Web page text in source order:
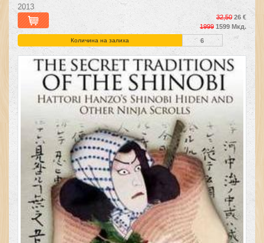
2013
32,50 26 €
1999 1599 Мкд.
Количина на залиха 6